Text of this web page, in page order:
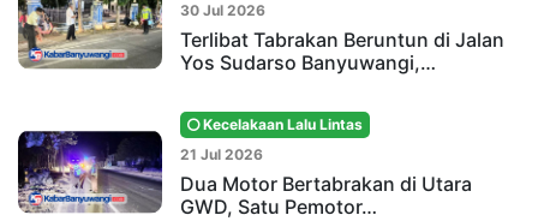
30 Jul 2026
Terlibat Tabrakan Beruntun di Jalan
Yos Sudarso Banyuwangi,…
Kecelakaan Lalu Lintas
21 Jul 2026
Dua Motor Bertabrakan di Utara
GWD, Satu Pemotor…